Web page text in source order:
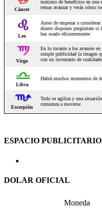
ESPACIO PUBLICITARIO
DOLAR OFICIAL
Moneda